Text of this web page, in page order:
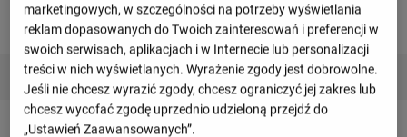
Trener
Pepe Bordalas
Patri
marketingowych, w szczególności na potrzeby wyświetlania
reklam dopasowanych do Twoich zainteresowań i preferencji w
swoich serwisach, aplikacjach i w Internecie lub personalizacji
treści w nich wyświetlanych. Wyrażenie zgody jest dobrowolne.
Jeśli nie chcesz wyrazić zgody, chcesz ograniczyć jej zakres lub
chcesz wycofać zgodę uprzednio udzieloną przejdź do
„Ustawień Zaawansowanych”.